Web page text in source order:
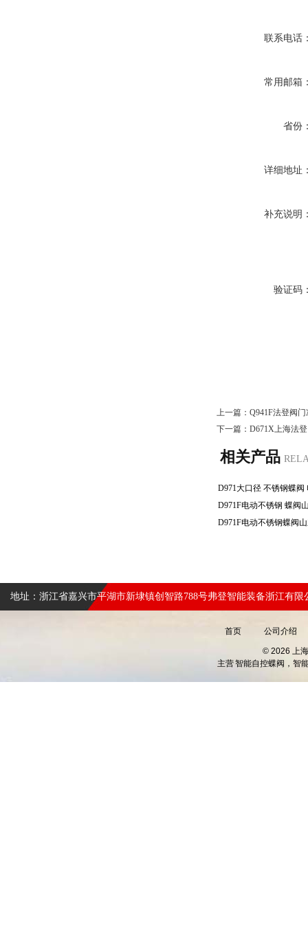
联系电话
常用邮箱
省份
详细地址
补充说明
验证码
上一篇： Q941F法登阀
下一篇： D671X上海法
相关产品
地址：浙江省嘉兴市平湖市新埭镇创智路788号弗登智能装备浙江有限
首页 公司介绍
© 2026 上
主营智能自控蝶阀，智